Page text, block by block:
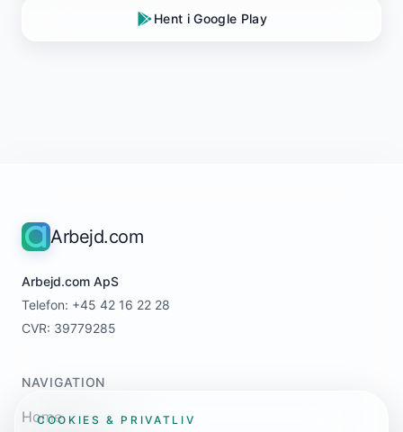
Hent i Google Play
Arbejd.com
Arbejd.com ApS
Telefon: +45 42 16 22 28
CVR: 39779285
NAVIGATION
Home
COOKIES & PRIVATLIV